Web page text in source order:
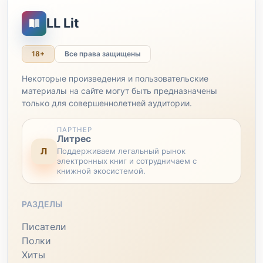
LL Lit
18+ Все права защищены
Некоторые произведения и пользовательские
материалы на сайте могут быть предназначены
только для совершеннолетней аудитории.
Л
ПАРТНЕР
Литрес
Поддерживаем легальный рынок
электронных книг и сотрудничаем с
книжной экосистемой.
РАЗДЕЛЫ
Писатели
Полки
Хиты